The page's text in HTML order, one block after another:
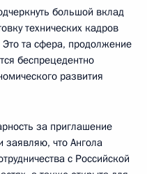
большой вклад
технических кадров
та сфера, продолжение
беспрецедентно
развития
за приглашение
заявляю, что Ангола
с Российской